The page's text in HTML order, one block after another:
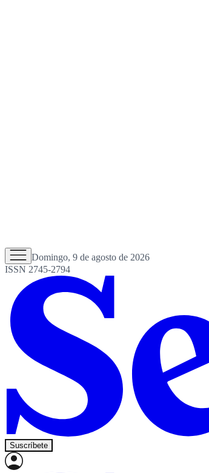
Domingo, 9 de agosto de 2026
ISSN 2745-2794
Suscríbete